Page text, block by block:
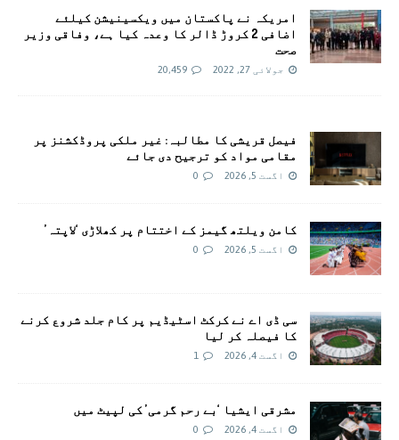
امريکہ نے پاکستان میں ویکسینیشن کیلئے
اضافی 2 کروڑ ڈالر کا وعدہ کیا ہے، وفاقی وزیر
صحت
جولائی 27, 2022 20,459
فیصل قریشی کا مطالبہ: غیر ملکی پروڈکشنز پر
مقامی مواد کو ترجیح دی جائے
اگست 5, 2026 0
کامن ویلتھ گیمز کے اختتام پر کھلاڑی ‘لاپتہ’
اگست 5, 2026 0
سی ڈی اے نے کرکٹ اسٹیڈیم پر کام جلد شروع کرنے
کا فیصلہ کر لیا
اگست 4, 2026 1
مشرقی ایشیا ‘بے رحم گرمی’ کی لپیٹ میں
اگست 4, 2026 0